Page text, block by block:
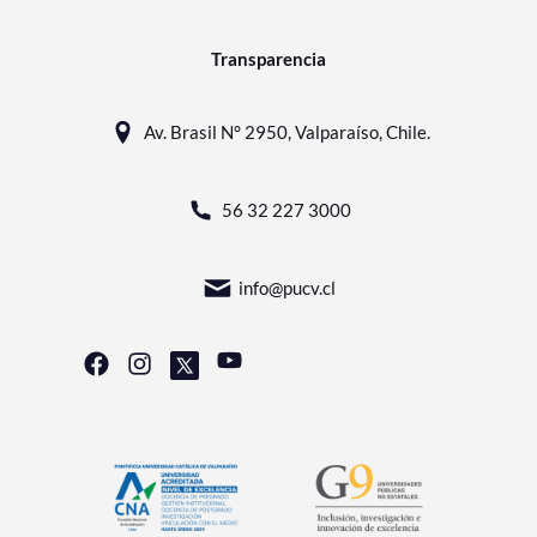
Transparencia
Av. Brasil N° 2950, Valparaíso, Chile.
56 32 227 3000
info@pucv.cl